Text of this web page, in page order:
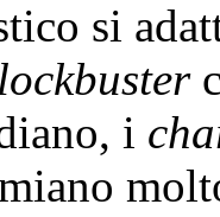
si
i